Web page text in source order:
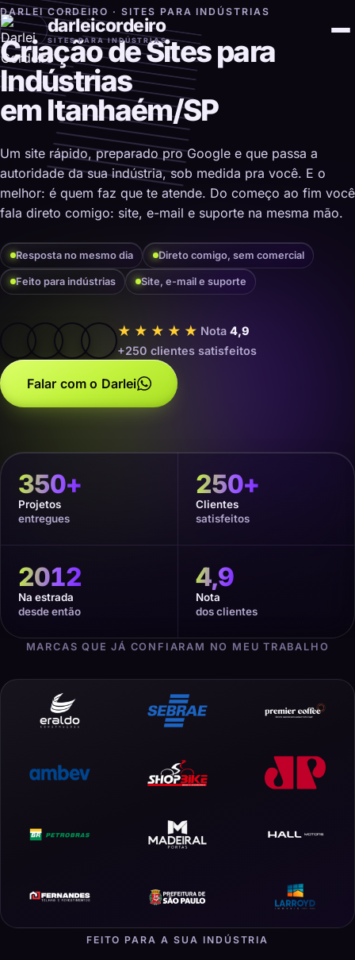
darleicordeiro
SITES PARA INDÚSTRIAS
DARLEI CORDEIRO · SITES PARA INDÚSTRIAS
Criação de Sites para
Indústrias
em Itanhaém/SP
Um site rápido, preparado pro Google e que passa a
autoridade da sua indústria, sob medida pra você. E o
melhor: é quem faz que te atende. Do começo ao fim você
fala direto comigo: site, e-mail e suporte na mesma mão.
Resposta no mesmo dia Direto comigo, sem comercial
Feito para indústrias Site, e-mail e suporte
★★★★★ Nota 4,9
+250 clientes satisfeitos
Falar com o Darlei
350+
Projetos
entregues
250+
Clientes
satisfeitos
2012
Na estrada
desde então
4,9
Nota
dos clientes
MARCAS QUE JÁ CONFIARAM NO MEU TRABALHO
FEITO PARA A SUA INDÚSTRIA